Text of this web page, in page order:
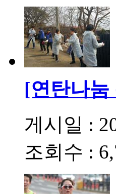
[연탄나눔
게시일 :
조회수 :